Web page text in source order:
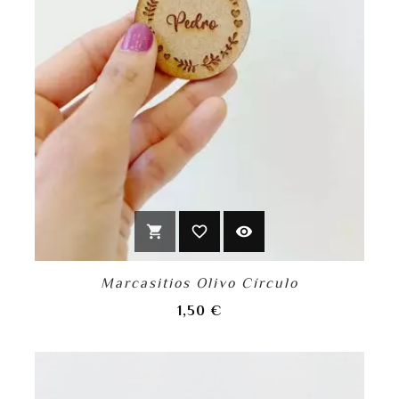
shopping_cart favorite_border visibility
Marcasitios Olivo Círculo
1,50 €